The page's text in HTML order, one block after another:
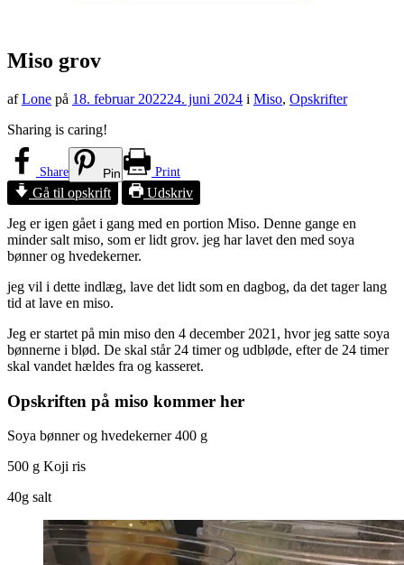
Miso grov
afLone på 18. februar 202224. juni 2024 i Miso, Opskrifter
Sharing is caring!
Share Pin Print
Gå til opskrift
Udskriv
Jeg er igen gået i gang med en portion Miso. Denne gange en
minder salt miso, som er lidt grov. jeg har lavet den med soya
bønner og hvedekerner.
jeg vil i dette indlæg, lave det lidt som en dagbog, da det tager lang
tid at lave en miso.
Jeg er startet på min miso den 4 december 2021, hvor jeg satte soya
bønnerne i blød. De skal står 24 timer og udbløde, efter de 24 timer
skal vandet hældes fra og kasseret.
Opskriften på miso kommer her
Soya bønner og hvedekerner 400 g
500 g Koji ris
40g salt